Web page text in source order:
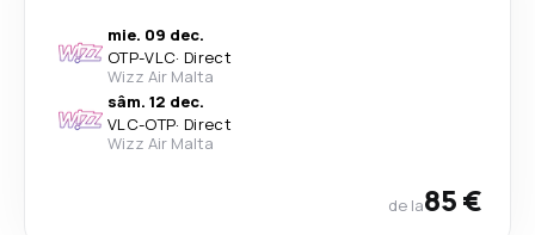
mie. 09 dec.
OTP-VLC· Direct
Wizz Air Malta
sâm. 12 dec.
VLC-OTP· Direct
Wizz Air Malta
de la85 €